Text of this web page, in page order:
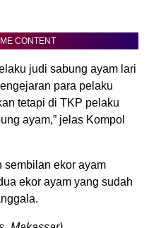
CONTENT
judi sabung ayam lari
para pelaku
tetapi di TKP pelaku
ayam,” jelas Kompol
sembilan ekor ayam
ekor ayam yang sudah